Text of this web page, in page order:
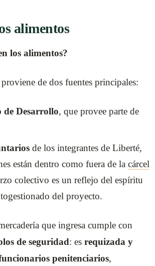
alimentos
los alimentos?
de dos fuentes principales:
Desarrollo, que provee parte de
de los integrantes de Liberté,
están dentro como fuera de lacárcel
colectivo es un reflejo del espíritu
del proyecto.
que ingresa cumple con
de seguridad: es requizada y
penitenciarios,